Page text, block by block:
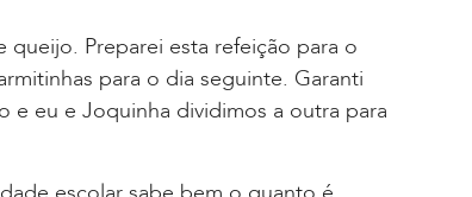
Preparei esta refeição para o
para o dia seguinte. Garanti
e eu e Joquinha dividimos a outra para